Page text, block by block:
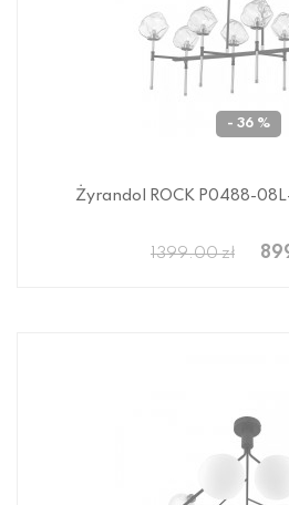
- 36 %
Żyrandol ROCK P0488-
1399.00 zł